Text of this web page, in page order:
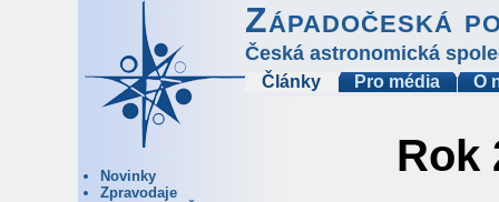
Západočeská
Česká astronomická
Články Pro média O
Novinky
Zpravodaje
Rok